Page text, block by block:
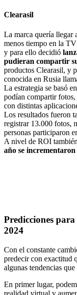
Clearasil
La marca quería llegar
menos tiempo en la
y para ello decidió
pudieran compartir
productos Clearasil, y
conocida en Rusia
La estrategia se basó
podían compartir
con distintas
Los resultados fueron
registrar 13.000 fotos,
personas participaron
A nivel de ROI
año se
Predicciones para
2024
Con el constante
predecir con exactitud
algunas tendencias que
En primer lugar,
realidad virtual y